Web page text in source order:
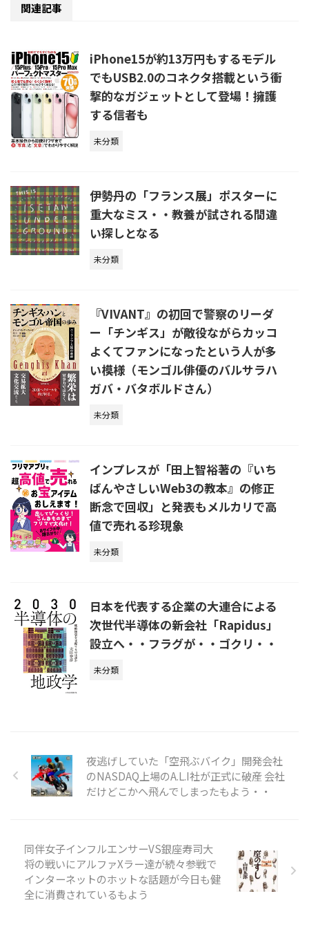
関連記事
iPhone15が約13万円もするモデル
でもUSB2.0のコネクタ搭載という衝
撃的なガジェットとして登場！擁護
する信者も
未分類
伊勢丹の「フランス展」ポスターに
重大なミス・・教養が試される間違
い探しとなる
未分類
『VIVANT』の初回で警察のリーダ
ー「チンギス」が敵役ながらカッコ
よくてファンになったという人が多
い模様（モンゴル俳優のバルサラハ
ガバ・バタボルドさん）
未分類
インプレスが「田上智裕著の『いち
ばんやさしいWeb3の教本』の修正
断念で回収」と発表もメルカリで高
値で売れる珍現象
未分類
日本を代表する企業の大連合による
次世代半導体の新会社「Rapidus」
設立へ・・フラグが・・ゴクリ・・
未分類
夜逃げしていた「空飛ぶバイク」開発会社
のNASDAQ上場のA.L.I社が正式に破産 会社
だけどこかへ飛んでしまったもよう・・
同伴女子インフルエンサーVS銀座寿司大
将の戦いにアルファXラー達が続々参戦で
インターネットのホットな話題が今日も健
全に消費されているもよう